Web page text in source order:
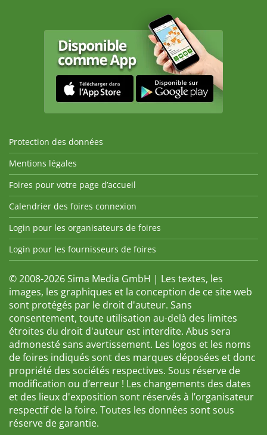
Protection des données
Mentions légales
Foires pour votre page d’accueil
Calendrier des foires connexion
Login pour les organisateurs de foires
Login pour les fournisseurs de foires
© 2008-2026 Sima Media GmbH | Les textes, les
images, les graphiques et la conception de ce site web
sont protégés par le droit d'auteur. Sans
consentement, toute utilisation au-delà des limites
étroites du droit d'auteur est interdite. Abus sera
admonesté sans avertissement. Les logos et les noms
de foires indiqués sont des marques déposées et donc
propriété des sociétés respectives. Sous réserve de
modification ou d’erreur ! Les changements des dates
et des lieux d'exposition sont réservés à l’organisateur
respectif de la foire. Toutes les données sont sous
réserve de garantie.